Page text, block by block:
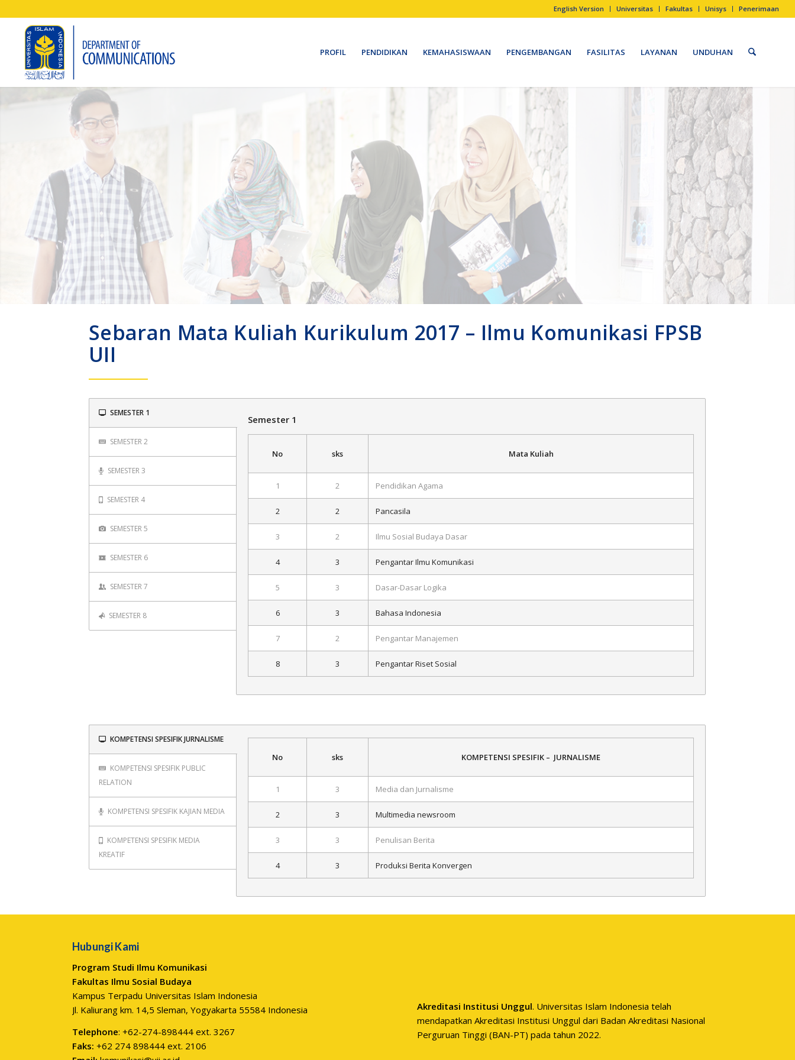
English Version Universitas Fakultas Unisys Penerimaan
PROFIL PENDIDIKAN KEMAHASISWAAN PENGEMBANGAN FASILITAS LAYANAN UNDUHAN
Sebaran Mata Kuliah Kurikulum 2017 – Ilmu Komunikasi FPSB
UII
SEMESTER 1
SEMESTER 2
SEMESTER 3
SEMESTER 4
SEMESTER 5
SEMESTER 6
SEMESTER 7
SEMESTER 8
Semester 1
No sks Mata Kuliah
1 2 Pendidikan Agama
2 2 Pancasila
3 2 Ilmu Sosial Budaya Dasar
4 3 Pengantar Ilmu Komunikasi
5 3 Dasar-Dasar Logika
6 3 Bahasa Indonesia
7 2 Pengantar Manajemen
8 3 Pengantar Riset Sosial
KOMPETENSI SPESIFIK JURNALISME
KOMPETENSI SPESIFIK PUBLIC
RELATION
KOMPETENSI SPESIFIK KAJIAN MEDIA
KOMPETENSI SPESIFIK MEDIA
KREATIF
No sks KOMPETENSI SPESIFIK – JURNALISME
1 3 Media dan Jurnalisme
2 3 Multimedia newsroom
3 3 Penulisan Berita
4 3 Produksi Berita Konvergen
Hubungi Kami
Program Studi Ilmu Komunikasi
Fakultas Ilmu Sosial Budaya
Kampus Terpadu Universitas Islam Indonesia
Jl. Kaliurang km. 14,5 Sleman, Yogyakarta 55584 Indonesia
Telephone: +62-274-898444 ext. 3267
Faks: +62 274 898444 ext. 2106
Akreditasi Institusi Unggul. Universitas Islam Indonesia telah
mendapatkan Akreditasi Institusi Unggul dari Badan Akreditasi Nasional
Perguruan Tinggi (BAN-PT) pada tahun 2022.